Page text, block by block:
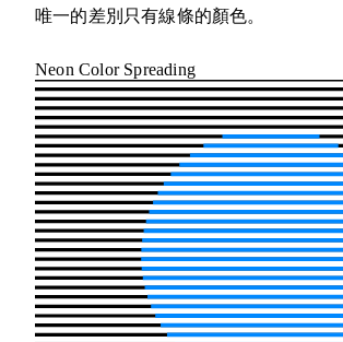
唯一的差別只有線條的顏色。
Neon Color Spreading